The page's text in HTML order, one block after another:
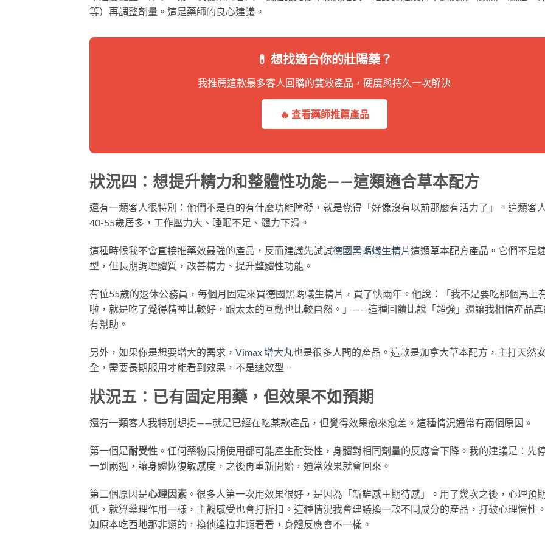
等）再調整劑量。這是藥師的良心建議。
💊 想找適合你的壯陽藥？
我推薦這款最多客人回購的雙效產品，硬度與持久一次解決
🔥 查看藥師推薦產品
狀況四：想提升精力和整體性功能——這類適合草本配方
還有一類客人很特別：他們不是真的有什麼功能障礙，就是覺得「好像沒有以前那麼有活力了」。這類客
40-55歲居多，工作壓力大、睡眠不足、體力下滑。
這種時候我不會直接推藥效最強的產品，反而建議先試試德國黑螞蟻生精片這類草本配方產品。它們不是
型，但長期調理體質，改善精力、提升整體性功能。
有位55歲的退休公務員，每個月固定來買德國黑螞蟻生精片，買了快兩年。他說：「我不是要吃那個馬上
啦，就是吃了覺得精神比較好，跟太太的互動也比較自然。」——這種回饋比說「超強」還讓我相信產品真
有幫助。
另外，如果你是想要增大的需求， Vimax 增大丸也是很多人問的產品。這款是加拿大草本配方，主打天然安
全，需要長期服用才能看到效果，不是速效型。
狀況五：已有固定用藥，但效果不如預期
還有一類客人我特別想提——就是已經在吃某款產品，但覺得效果愈來愈差。這種情況通常有兩個原因。
第一個是耐受性 。任何藥物長期使用都可能產生耐受性，身體對相同劑量的反應會下降。我的建議是：先
一到兩週，讓身體恢復敏感度，之後再重新開始，通常效果就會回來。
第二個原因是心理因素 。很多人第一次用效果很好，是因為「新鮮感＋期待感」。用了幾次之後，心理預
低，就算藥理作用一樣，主觀感受也會打折扣。這種情況我會建議換一款不同成分的產品，打破心理慣性
如原本吃西地那非類的，換他達拉非類看看，身體反應會不一樣。